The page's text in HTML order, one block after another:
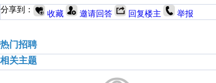
分享到： 收藏 邀请回答 回复楼主 举报
热门招聘
相关主题